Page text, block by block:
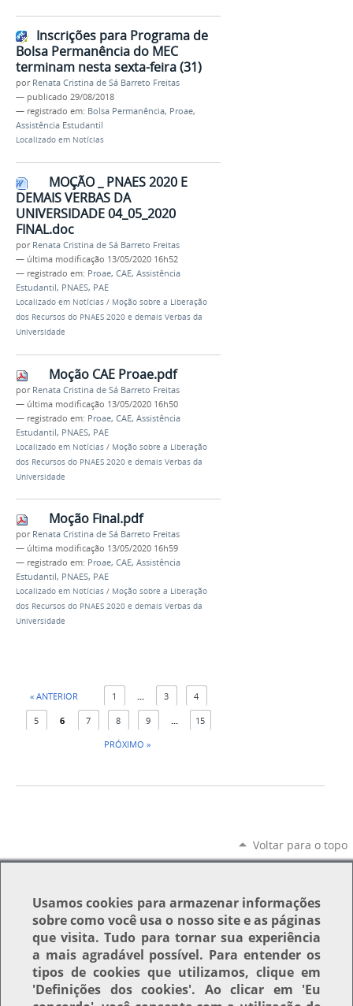
Inscrições para Programa de
Bolsa Permanência do MEC
terminam nesta sexta-feira (31)
por Renata Cristina de Sá Barreto Freitas
— publicado 29/08/2018
— registrado em: Bolsa Permanência, Proae,
Assistência Estudantil
Localizado em Notícias
MOÇÃO _ PNAES 2020 E
DEMAIS VERBAS DA
UNIVERSIDADE 04_05_2020
FINAL.doc
por Renata Cristina de Sá Barreto Freitas
— última modificação 13/05/2020 16h52
— registrado em: Proae, CAE, Assistência
Estudantil, PNAES, PAE
Localizado em Notícias / Moção sobre a Liberação
dos Recursos do PNAES 2020 e demais Verbas da
Universidade
Moção CAE Proae.pdf
por Renata Cristina de Sá Barreto Freitas
— última modificação 13/05/2020 16h50
— registrado em: Proae, CAE, Assistência
Estudantil, PNAES, PAE
Localizado em Notícias / Moção sobre a Liberação
dos Recursos do PNAES 2020 e demais Verbas da
Universidade
Moção Final.pdf
por Renata Cristina de Sá Barreto Freitas
— última modificação 13/05/2020 16h59
— registrado em: Proae, CAE, Assistência
Estudantil, PNAES, PAE
Localizado em Notícias / Moção sobre a Liberação
dos Recursos do PNAES 2020 e demais Verbas da
Universidade
« ANTERIOR 1 ... 3 4
5 6 7 8 9 ...
15
PRÓXIMO »
Voltar para o topo
Usamoscookies para armazenar informações
sobre como você usa o nosso site e as páginas
que visita. Tudo para tornar sua experiência
a mais agradável possível. Para entender os
tipos de cookies que utilizamos, clique em
'Definições dos cookies'. Ao clicar em 'Eu